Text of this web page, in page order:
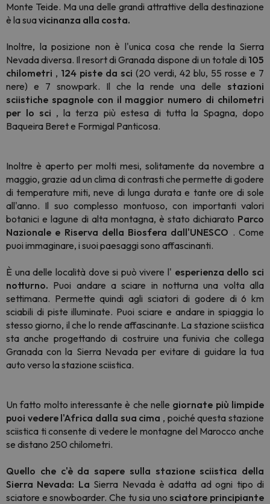
Monte Teide. Ma una delle grandi attrattive della destinazione
è la suavicinanza alla costa.
Inoltre, la posizione non è l'unica cosa che rende la Sierra
Nevada diversa. Il resort di Granada dispone di un totale di 105
chilometri , 124 piste da sci (20 verdi, 42 blu, 55 rosse e 7
nere) e 7 snowpark. Il che la rende una delle stazioni
sciistiche spagnole con il maggior numero di chilometri
per lo sci , la terza più estesa di tutta la Spagna, dopo
Baqueira Beret e Formigal Panticosa.
Inoltre è aperto per molti mesi, solitamente da novembre a
maggio, grazie ad un clima di contrasti che permette di godere
di temperature miti, neve di lunga durata e tante ore di sole
all'anno. Il suo complesso montuoso, con importanti valori
botanici e lagune di alta montagna, è stato dichiarato Parco
Nazionale e Riserva della Biosfera dall'UNESCO . Come
puoi immaginare, i suoi paesaggi sono affascinanti.
È una delle località dove si può vivere l' esperienza dello sci
notturno. Puoi andare a sciare in notturna una volta alla
settimana. Permette quindi agli sciatori di godere di 6 km
sciabili di piste illuminate. Puoi sciare e andare in spiaggia lo
stesso giorno, il che lo rende affascinante. La stazione sciistica
sta anche progettando di costruire una funivia che collega
Granada con la Sierra Nevada per evitare di guidare la tua
auto verso la stazione sciistica.
Un fatto molto interessante è che nelle giornate più limpide
puoi vedere l'Africa dalla sua cima , poiché questa stazione
sciistica ti consente di vedere le montagne del Marocco anche
se distano 250 chilometri.
Quello che c'è da sapere sulla stazione sciistica della
Sierra Nevada: La Sierra Nevada è adatta ad ogni tipo di
sciatore e snowboarder. Che tu sia uno sciatore principiante